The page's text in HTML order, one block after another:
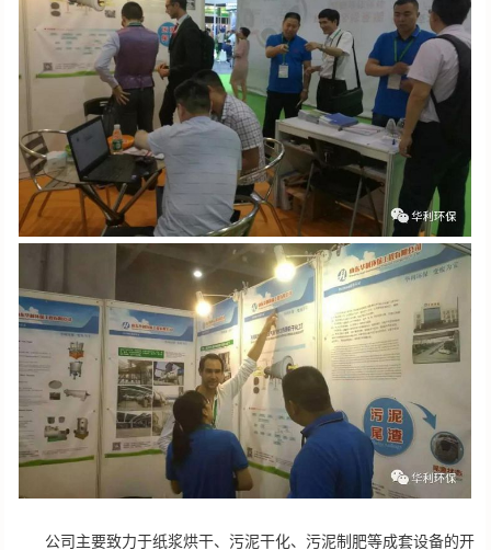
公司主要致力于纸浆烘干、污泥干化、污泥制肥等成套设备的开